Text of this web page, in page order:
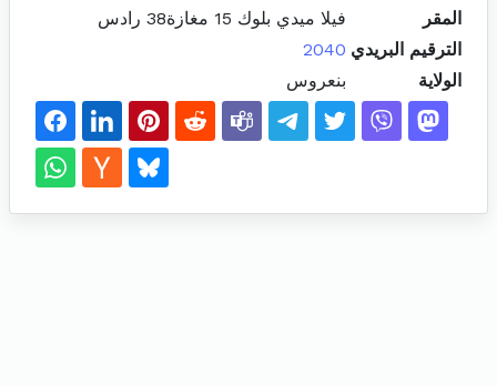
المقر
فيلا ميدي بلوك 15 مغازة38 رادس
الترقيم البريدي 2040
الولاية
بنعروس